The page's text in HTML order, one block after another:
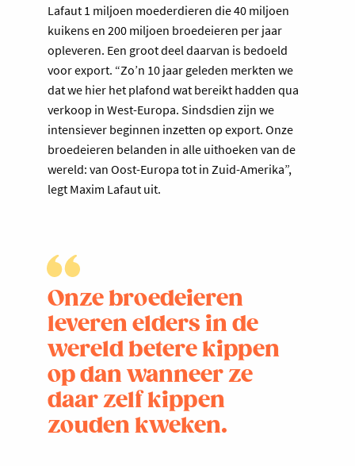
Lafaut 1 miljoen moederdieren die 40 miljoen
kuikens en 200 miljoen broedeieren per jaar
opleveren. Een groot deel daarvan is bedoeld
voor export. “Zo’n 10 jaar geleden merkten we
dat we hier het plafond wat bereikt hadden qua
verkoop in West-Europa. Sindsdien zijn we
intensiever beginnen inzetten op export. Onze
broedeieren belanden in alle uithoeken van de
wereld: van Oost-Europa tot in Zuid-Amerika”,
legt Maxim Lafaut uit.
Onze broedeieren
leveren elders in de
wereld betere kippen
op dan wanneer ze
daar zelf kippen
zouden kweken.